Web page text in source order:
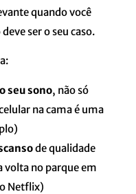
quando você
ser o seu caso.
seu sono, não só
na cama é uma
de qualidade
volta no parque em
Netflix)